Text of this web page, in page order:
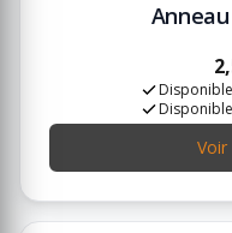
Voir